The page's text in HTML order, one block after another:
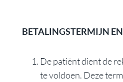
BETALINGSTERMIJN
De patiënt dient de
te voldoen. Deze